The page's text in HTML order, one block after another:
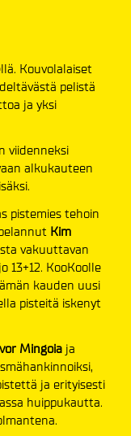
Kouvolalaiset
pelistä
ja yksi
viidenneksi
alkukauteen
pistemies tehoin
Kim
vakuuttavan
13+12. KooKoolle
kauden uusi
pisteitä iskenyt
Mingoia ja
ja erityisesti
huippukautta.